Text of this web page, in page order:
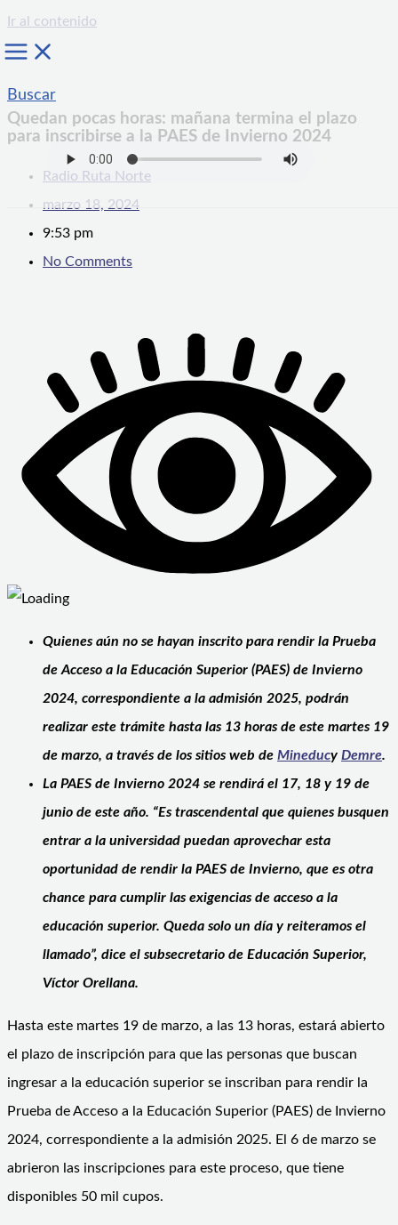
Ir al contenido
Buscar
Quedan pocas horas: mañana termina el plazo
para inscribirse a la PAES de Invierno 2024
Radio Ruta Norte
marzo 18, 2024
9:53 pm
No Comments
Quienes aún no se hayan inscrito para rendir la Prueba
de Acceso a la Educación Superior (PAES) de Invierno
2024, correspondiente a la admisión 2025, podrán
realizar este trámite hasta las 13 horas de este martes 19
de marzo, a través de los sitios web de Mineducy Demre.
La PAES de Invierno 2024 se rendirá el 17, 18 y 19 de
junio de este año. “Es trascendental que quienes busquen
entrar a la universidad puedan aprovechar esta
oportunidad de rendir la PAES de Invierno, que es otra
chance para cumplir las exigencias de acceso a la
educación superior. Queda solo un día y reiteramos el
llamado”, dice el subsecretario de Educación Superior,
Víctor Orellana.
Hasta este martes 19 de marzo, a las 13 horas, estará abierto
el plazo de inscripción para que las personas que buscan
ingresar a la educación superior se inscriban para rendir la
Prueba de Acceso a la Educación Superior (PAES) de Invierno
2024, correspondiente a la admisión 2025. El 6 de marzo se
abrieron las inscripciones para este proceso, que tiene
disponibles 50 mil cupos.